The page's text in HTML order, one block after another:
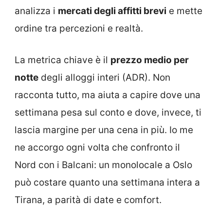
analizza i mercati degli affitti brevi e mette
ordine tra percezioni e realtà.
La metrica chiave è il prezzo medio per
notte degli alloggi interi (ADR). Non
racconta tutto, ma aiuta a capire dove una
settimana pesa sul conto e dove, invece, ti
lascia margine per una cena in più. Io me
ne accorgo ogni volta che confronto il
Nord con i Balcani: un monolocale a Oslo
può costare quanto una settimana intera a
Tirana, a parità di date e comfort.